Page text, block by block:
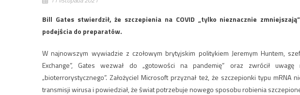
Bill Gates stwierdził, że szczepienia na COVID „tylko nieznacznie
podejścia do preparatów.
W najnowszym wywiadzie z czołowym brytyjskim politykiem Jeremym Huntem,
Exchange”, Gates wezwał do „gotowości na pandemię” oraz zwrócił
„bioterrorystycznego”. Założyciel Microsoft przyznał też, że szczepionki typu
transmisji wirusa i powiedział, że świat potrzebuje nowego sposobu robienia